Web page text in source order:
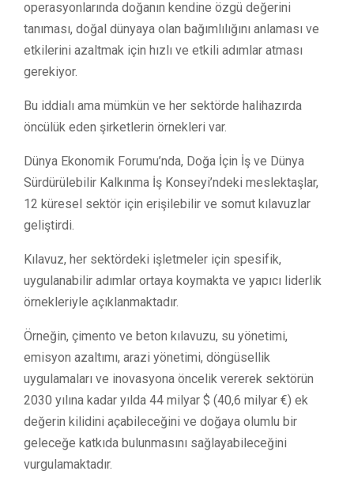
operasyonlarında doğanın kendine özgü değerini
tanıması, doğal dünyaya olan bağımlılığını anlaması ve
etkilerini azaltmak için hızlı ve etkili adımlar atması
gerekiyor.
Bu iddialı ama mümkün ve her sektörde halihazırda
öncülük eden şirketlerin örnekleri var.
Dünya Ekonomik Forumu’nda, Doğa İçin İş ve Dünya
Sürdürülebilir Kalkınma İş Konseyi’ndeki meslektaşlar,
12 küresel sektör için erişilebilir ve somut kılavuzlar
geliştirdi.
Kılavuz, her sektördeki işletmeler için spesifik,
uygulanabilir adımlar ortaya koymakta ve yapıcı liderlik
örnekleriyle açıklanmaktadır.
Örneğin, çimento ve beton kılavuzu, su yönetimi,
emisyon azaltımı, arazi yönetimi, döngüsellik
uygulamaları ve inovasyona öncelik vererek sektörün
2030 yılına kadar yılda 44 milyar $ (40,6 milyar €) ek
değerin kilidini açabileceğini ve doğaya olumlu bir
geleceğe katkıda bulunmasını sağlayabileceğini
vurgulamaktadır.